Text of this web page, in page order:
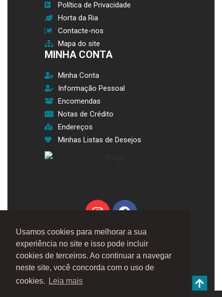
Usamos cookies para melhorar a sua
experiência no site e isso pode incluir
cookies de terceiros. Ao continuar a navegar
neste site, você concorda com o uso de
cookies.
Leia mais
Política de Privacidade
Horta da Ria
Contacte-nos
Mapa do site
MINHA CONTA
Minha Conta
Informação Pessoal
Encomendas
Notas de Crédito
Endereços
Minhas Listas de Desejos
desenvolvido por Rilop©